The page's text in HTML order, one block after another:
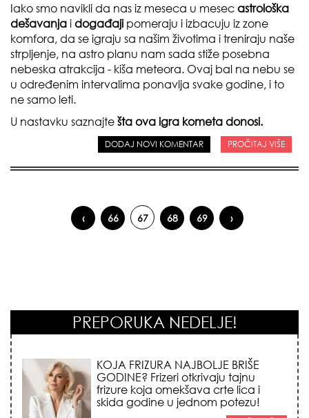
Iako smo navikli da nas iz meseca u mesec astrološka
dešavanja i događaji pomeraju i izbacuju iz zone
komfora, da se igraju sa našim životima i treniraju naše
strpljenje, na astro planu nam sada stiže posebna
nebeska atrakcija - kiša meteora. Ovaj bal na nebu se
u određenim intervalima ponavlja svake godine, i to
ne samo leti.
U nastavku saznajte šta ova igra kometa donosi.
DODAJ NOVI KOMENTAR PROČITAJ VIŠE
Pages ‹ 66 67 68 69 ›
PREPORUKA NEDELJE!
KOJA FRIZURA NAJBOLJE BRIŠE
GODINE? Frizeri otkrivaju tajnu
frizure koja omekšava crte lica i
skida godine u jednom potezu!